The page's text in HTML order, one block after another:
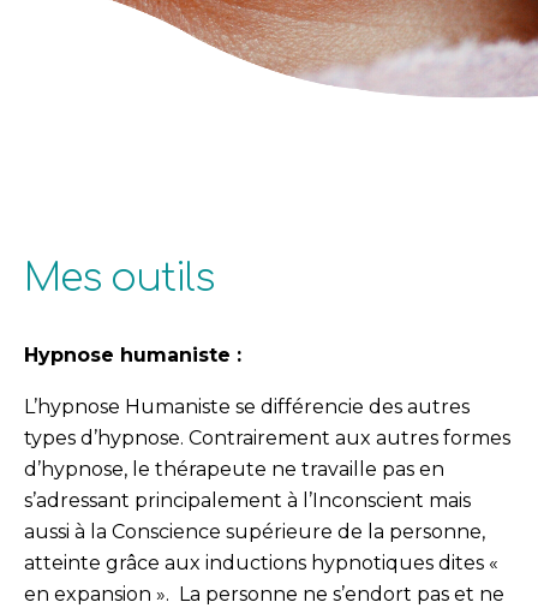
Mes outils
Hypnose humaniste :
L’hypnose Humaniste se différencie des autres
types d’hypnose. Contrairement aux autres formes
d’hypnose, le thérapeute ne travaille pas en
s’adressant principalement à l’Inconscient mais
aussi à la Conscience supérieure de la personne,
atteinte grâce aux inductions hypnotiques dites «
en expansion ». La personne ne s’endort pas et ne